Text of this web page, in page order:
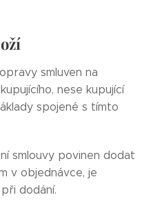
smluven na
nese kupující
spojené s tímto
smlouvy povinen dodat
v objednávce, je
dodání.